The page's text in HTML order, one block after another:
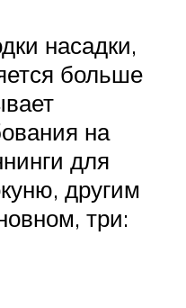
насадки,
больше
на
для
другим
три: